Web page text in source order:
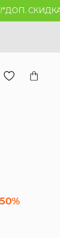
СКИДКА НА